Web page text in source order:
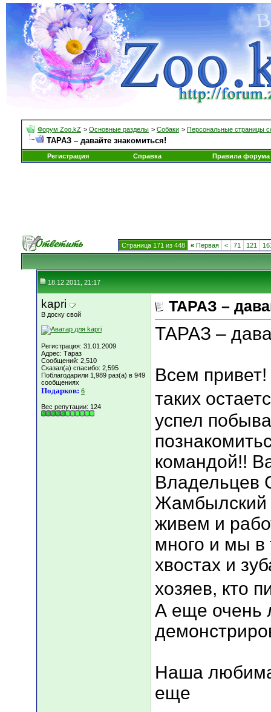
Форум Zoo.kZ > Основные разделы > Собаки > Персональные страницы
ТАРАЗ – давайте знакомиться!
Регистрация Справка Правила форума
Страница 171 из 448 « Первая < 71 121
18.12.2011, 21:17
kapri
В доску свой
Регистрация: 31.01.2009
Адрес: Тараз
Сообщений: 2,510
Сказал(а) спасибо: 2,595
Поблагодарили 1,989 раз(а) в 949
сообщениях
Подарков: 6
Вес репутации: 124
ТАРАЗ –
ТАРАЗ –
Всем
таких
успел
командой!!
Владельцев
живем и
много и мы в
хвостах и
хозяев, кто
А еще очень
Наша
еще